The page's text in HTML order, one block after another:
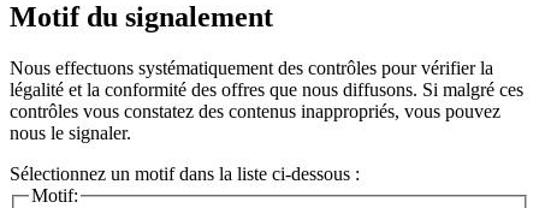
Motif du signalement
Nous effectuons systématiquement des contrôles pour vérifier la
légalité et la conformité des offres que nous diffusons. Si malgré ces
contrôles vous constatez des contenus inappropriés, vous pouvez
nous le signaler.
Sélectionnez un motif dans la liste ci-dessous :
Motif: